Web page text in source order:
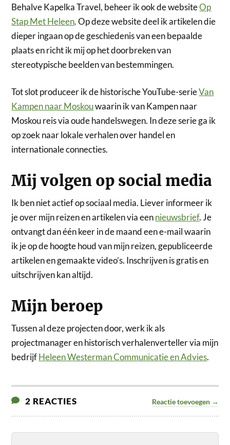
Behalve Kapelka Travel, beheer ik ook de websiteOp
Stap Met Heleen. Op deze website deel ik artikelen die
dieper ingaan op de geschiedenis van een bepaalde
plaats en richt ik mij op het doorbreken van
stereotypische beelden van bestemmingen.
Tot slot produceer ik de historische YouTube-serieVan
Kampen naar Moskouwaarin ik van Kampen naar
Moskou reis via oude handelswegen. In deze serie ga ik
op zoek naar lokale verhalen over handel en
internationale connecties.
Mij volgen op social media
Ik ben niet actief op sociaal media. Liever informeer ik
je over mijn reizen en artikelen via eennieuwsbrief. Je
ontvangt dan één keer in de maand een e-mail waarin
ik je op de hoogte houd van mijn reizen, gepubliceerde
artikelen en gemaakte video’s. Inschrijven is gratis en
uitschrijven kan altijd.
Mijn beroep
Tussen al deze projecten door, werk ik als
projectmanager en historisch verhalenverteller via mijn
bedrijfHeleen Westerman Communicatie en Advies.
2 REACTIES Reactie toevoegen →